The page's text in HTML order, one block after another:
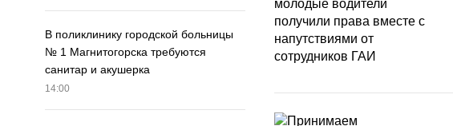
В поликлинику городской больницы
№ 1 Магнитогорска требуются
санитар и акушерка
14:00